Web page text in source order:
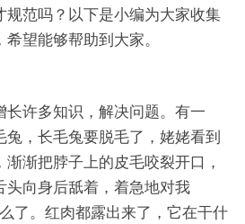
规范吗？以下是小编为大家收集
望能够帮助到大家。
长许多知识，解决问题。有一
，长毛兔要脱毛了，姥姥看到
渐把脖子上的皮毛咬裂开口，
头向身后舐着，着急地对我
了。红肉都露出来了，它在干什